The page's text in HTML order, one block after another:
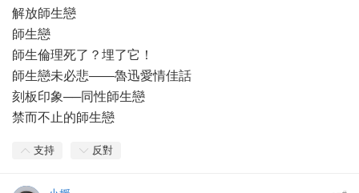
解放師生戀
師生戀
師生倫理死了？埋了它！
師生戀未必悲——魯迅愛情佳話
刻板印象──同性師生戀
禁而不止的師生戀
支持 反對